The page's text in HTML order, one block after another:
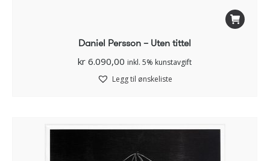
Daniel Persson – Uten tittel
kr 6.090,00 inkl. 5% kunstavgift
Legg til ønskeliste